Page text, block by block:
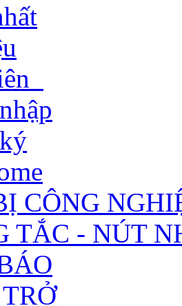
CÔNG
TẮC - NÚT